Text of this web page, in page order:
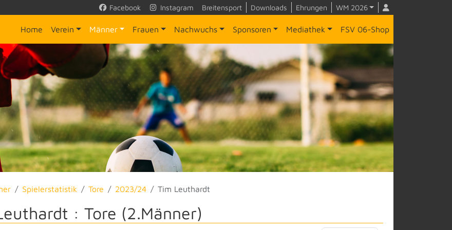
Facebook Instagram Breitensport Downloads Ehrungen WM 2026
Home Verein Männer Frauen Nachwuchs Sponsoren Mediathek FSV 06-Shop
Spielerstatistik Tore 2023/24 Tim Leuthardt
: Tore (2.Männer)